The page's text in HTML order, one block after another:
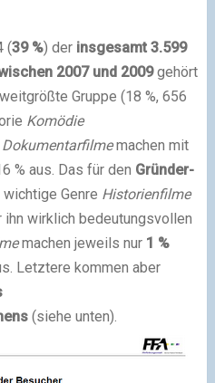
(39 %) der insgesamt 3.599
2007 und 2009gehört
Gruppe (18 %, 656
Komödie
Dokumentarfilmemachen mit
% aus. Das für den Gründer-
Genre Historienfilme
wirklich bedeutungsvollen
machen jeweils nur 1 %
Letztere kommen aber
(siehe unten).